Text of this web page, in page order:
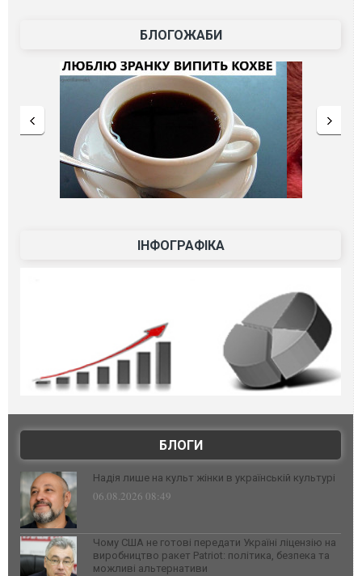
БЛОГОЖАБИ
ІНФОГРАФІКА
БЛОГИ
Надія лише на культ жінки в українській культурі
06.08.2026 08:49
Чому США не готові передати Україні ліцензію на
виробництво ракет Patriot: політика, безпека та
можливі альтернативи